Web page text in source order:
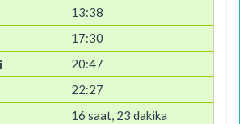
13:38
17:30
20:47
22:27
16 saat, 23 dakika